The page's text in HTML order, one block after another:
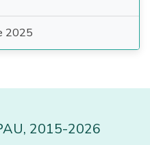
2025
, 2015-2026